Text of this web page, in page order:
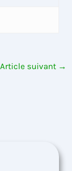
Article suivant →